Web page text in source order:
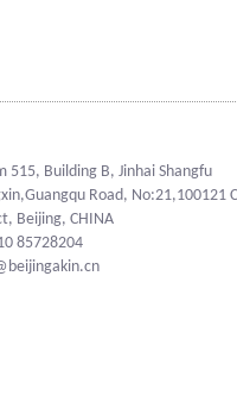
515, Building B, Jinhai Shangfu
Road, No:21,100121
Beijing, CHINA
85728204